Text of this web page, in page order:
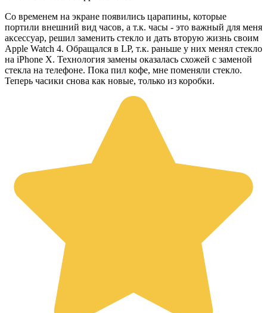
Со временем на экране появились царапины, которые
портили внешний вид часов, а т.к. часы - это важный для меня
аксессуар, решил заменить стекло и дать вторую жизнь своим
Apple Watch 4. Обращался в LP, т.к. раньше у них менял стекло
на iPhone X. Технология замены оказалась схожей с заменой
стекла на телефоне. Пока пил кофе, мне поменяли стекло.
Теперь часики снова как новые, только из коробки.